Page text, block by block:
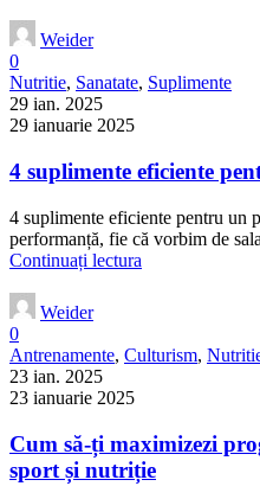
Weider
0
Nutritie, Sanatate, Suplimente
29 ian. 2025
29 ianuarie 2025
4 suplimente eficiente
4 suplimente eficiente pentru un
performanță, fie că vorbim de
Continuați lectura
Weider
0
Antrenamente, Culturism,
23 ian. 2025
23 ianuarie 2025
Cum să-ți maximizezi
sport și nutriție